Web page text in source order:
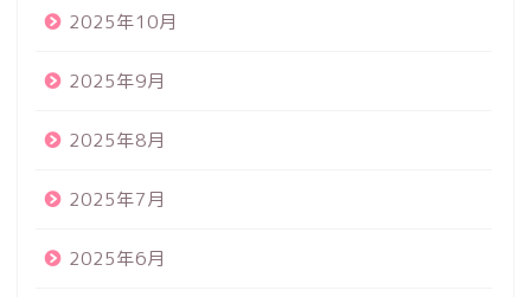
2025年10月
2025年9月
2025年8月
2025年7月
2025年6月